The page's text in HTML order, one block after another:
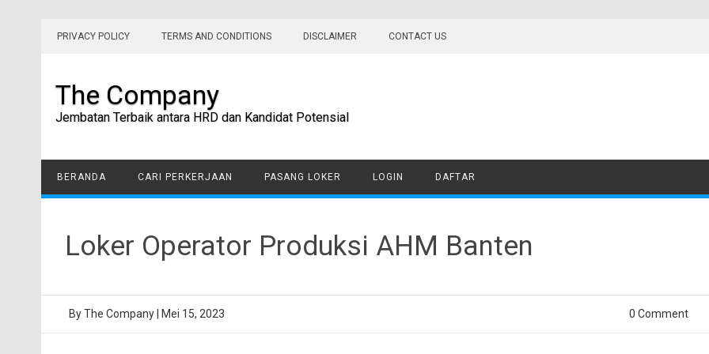
PRIVACY POLICY TERMS AND CONDITIONS DISCLAIMER CONTACT US
The Company
Jembatan Terbaik antara HRD dan Kandidat Potensial
BERANDA CARI PERKERJAAN PASANG LOKER LOGIN DAFTAR
Loker Operator Produksi AHM Banten
ByThe Company Mei 15, 2023 0 Comment